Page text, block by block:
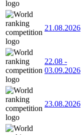
21.08.2026
22.08 -
03.09.2026
23.08.2026